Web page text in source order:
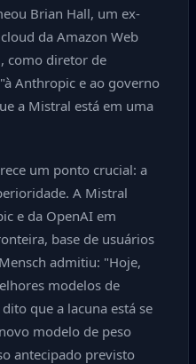
Brian Hall, um ex-
da Amazon Web
como diretor de
Anthropic e ao governo
a Mistral está em uma
um ponto crucial: a
A Mistral
e da OpenAI em
base de usuários
admitiu: "Hoje,
modelos de
que a lacuna está se
modelo de peso
antecipado previsto